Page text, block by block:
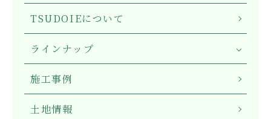
TSUDOIEについて
ラインナップ
施工事例
土地情報